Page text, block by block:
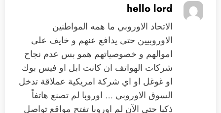
hello lord
الاتحاد الاوروبي ما همه المواطنين
الاوروبيين حتى يدافع عنهم و خايف على
اموالهم و خصوصياتهم همو بس عدم نجاح
شركات الهواتف ان كانت ابل او فيس بوك
او غوغل او اي شركة امريكية عملاقة تدخل
السوق الاوروبي … اوروبا لم تصنع هاتفاً
ذكيا حتى الآن لم اوروبا تفتح مواقع تواصل